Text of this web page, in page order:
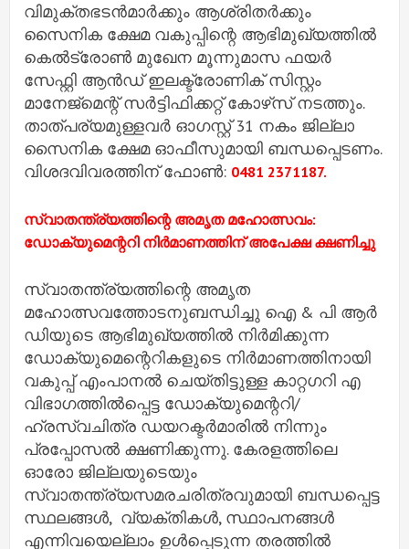
വിമുക്തഭടന്‍മാര്‍ക്കും ആശ്രിതര്‍ക്കും
സൈനിക ക്ഷേമ വകുപ്പിന്റെ ആഭിമുഖ്യത്തില്‍
കെല്‍ട്രോണ്‍ മുഖേന മൂന്നുമാസ ഫയര്‍
സേഫ്റ്റി ആന്‍ഡ് ഇലക്ട്രോണിക് സിസ്റ്റം
മാനേജ്‌മെന്റ് സര്‍ട്ടിഫിക്കറ്റ് കോഴ്‌സ് നടത്തും.
താത്പര്യമുള്ളവര്‍ ഓഗസ്റ്റ് 31 നകം ജില്ലാ
സൈനിക ക്ഷേമ ഓഫീസുമായി ബന്ധപ്പെടണം.
വിശദവിവരത്തിന് ഫോണ്‍: 0481 2371187.
സ്വാതന്ത്ര്യത്തിന്റെ അമൃത മഹോത്സവം:
ഡോക്യുമെന്ററി നിർമാണത്തിന് അപേക്ഷ ക്ഷണിച്ചു
സ്വാതന്ത്ര്യത്തിന്റെ അമൃത
മഹോത്സവത്തോടനുബന്ധിച്ചു ഐ & പി ആർ
ഡിയുടെ ആഭിമുഖ്യത്തിൽ നിർമിക്കുന്ന
ഡോക്യുമെന്റെറികളുടെ നിർമാണത്തിനായി
വകുപ്പ് എംപാനൽ ചെയ്തിട്ടുള്ള കാറ്റഗറി എ
വിഭാഗത്തിൽപ്പെട്ട ഡോക്യുമെന്ററി/
ഹ്രസ്വചിത്ര ഡയറക്ടർമാരിൽ നിന്നും
പ്രപ്പോസൽ ക്ഷണിക്കുന്നു. കേരളത്തിലെ
ഓരോ ജില്ലയുടെയും
സ്വാതന്ത്ര്യസമരചരിത്രവുമായി ബന്ധപ്പെട്ട
സ്ഥലങ്ങൾ, വ്യക്തികൾ, സ്ഥാപനങ്ങൾ
എന്നിവയെല്ലാം ഉൾപ്പെടുന്ന തരത്തിൽ